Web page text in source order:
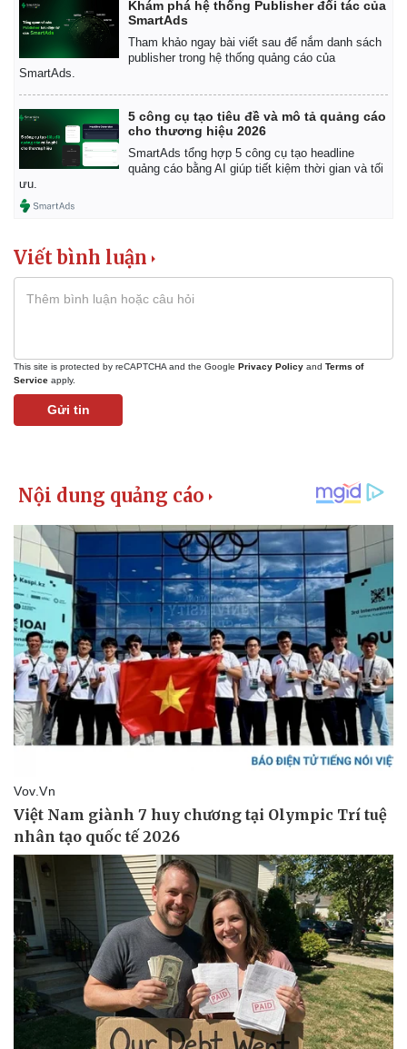
Pháp luật
Vụ án
Tin nóng
Tư vấn luật
Vũ khí
Phân tích
Khám phá hệ thống Publisher đối tác của
SmartAds
Tham khảo ngay bài viết sau để nắm danh sách
publisher trong hệ thống quảng cáo của
SmartAds.
5 công cụ tạo tiêu đề và mô tả quảng cáo
cho thương hiệu 2026
SmartAds tổng hợp 5 công cụ tạo headline
quảng cáo bằng AI giúp tiết kiệm thời gian và tối
ưu.
Viết bình luận
This site is protected by reCAPTCHA and the Google Privacy Policy and Terms of
Service apply.
Gửi tin